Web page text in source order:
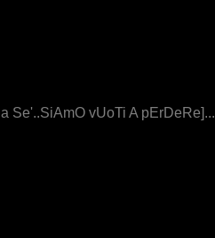
Se'..SiAmO vUoTi A pErDeRe]...